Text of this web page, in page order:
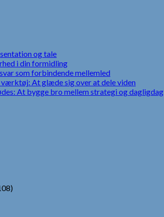
og tale
i din formidling
som forbindende mellemled
At glæde sig over at dele viden
At bygge bro mellem strategi og dagligdag